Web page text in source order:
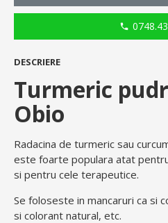
DESCRIERE
Turmeric
Obio
Radacina de turmeric sau
este foarte populara atat
si pentru cele terapeutice.
Se foloseste in mancaruri ca si
si colorant natural, etc.